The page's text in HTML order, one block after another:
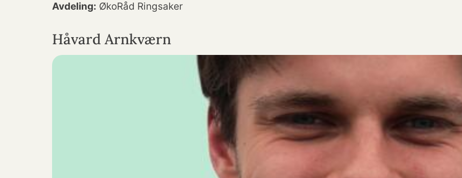
Avdeling: ØkoRåd Ringsaker
Håvard Arnkværn